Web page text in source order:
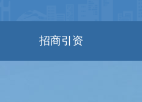
招商引资